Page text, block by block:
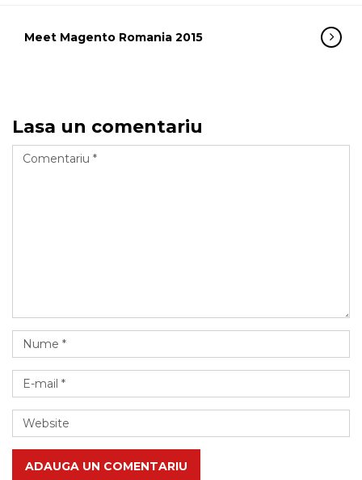
Meet Magento Romania 2015
Lasa un comentariu
ADAUGA UN COMENTARIU